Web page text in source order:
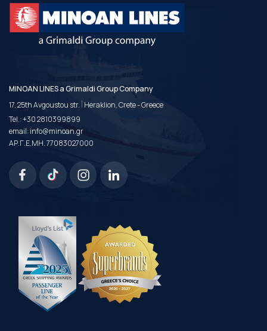
MINOAN LINES a Grimaldi Group Company
17, 25th Avgoustou str. | Heraklion, Crete - Greece
Tel.:+30 2810399899
email:info@minoan.gr
ΑΡ.Γ.Ε.ΜΗ. 77083027000